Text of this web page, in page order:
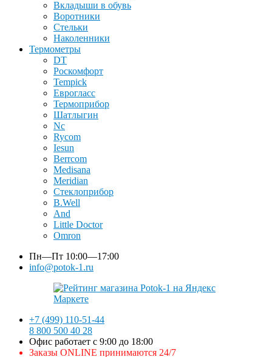
Вкладыши в обувь
Воротники
Стельки
Наколенники
Термометры
DT
Роскомфорт
Tempick
Еврогласс
Термоприбор
Шатлыгин
Nc
Rycom
Iesun
Berrcom
Medisana
Meridian
Стеклоприбор
B.Well
And
Little Doctor
Omron
Пн—Пт 10:00—17:00
info@potok-1.ru
+7 (499) 110-51-44
8 800 500 40 28
Офис работает с 9:00 до 18:00
Заказы ONLINE принимаются 24/7